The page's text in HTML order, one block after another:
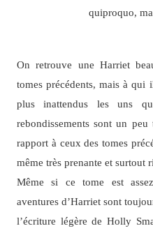
quiproquo,
On retrouve une Harriet
tomes précédents, mais à qui
plus inattendus les uns
rebondissements sont un
rapport à ceux des tomes
même très prenante et surtout
Même si ce tome est
aventures d’Harriet sont
l’écriture légère de Holly